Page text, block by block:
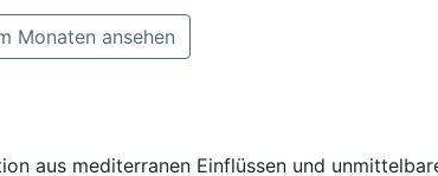
Monaten ansehen
aus mediterranen Einflüssen und